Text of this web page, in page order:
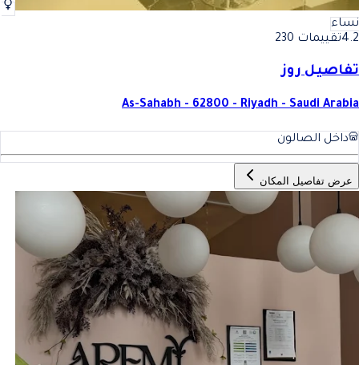
نساء
4.2تقييمات 230
تفاصيل روز
As-Sahabh - 62800 - Riyadh - Saudi Arabia
داخل الصالون
عرض تفاصيل المكان